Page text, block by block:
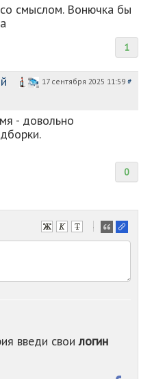
смыслом. Вонючка бы
1
17 сентября 2025 11:59 #
- довольно
0
-
-
-
-
введи своилогин